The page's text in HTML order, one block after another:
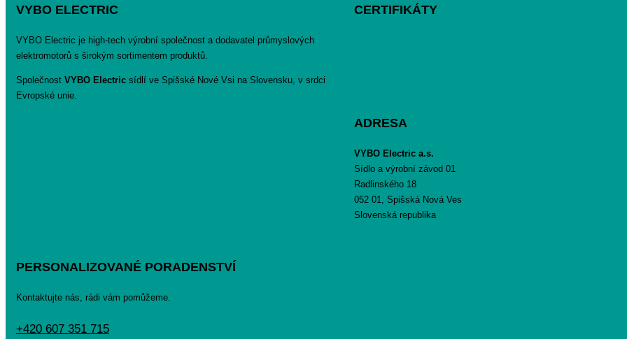
VYBO ELECTRIC
VYBO Electric je high-tech výrobní společnost a dodavatel průmyslových
elektromotorů s širokým sortimentem produktů.
Společnost VYBO Electric sídlí ve Spišské Nové Vsi na Slovensku, v srdci
Evropské unie.
CERTIFIKÁTY
ADRESA
VYBO Electric a.s.
Sídlo a výrobní závod 01
Radlinského 18
052 01, Spišská Nová Ves
Slovenská republika
PERSONALIZOVANÉ PORADENSTVÍ
Kontaktujte nás, rádi vám pomůžeme.
+420 607 351 715